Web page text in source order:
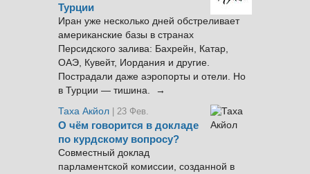
Турции
Иран уже несколько дней обстреливает
американские базы в странах
Персидского залива: Бахрейн, Катар,
ОАЭ, Кувейт, Иордания и другие.
Пострадали даже аэропорты и отели. Но
в Турции — тишина. →
Таха Акйол | 23 Фев.
О чём говорится в докладе
по курдскому вопросу?
Совместный доклад
парламентской комиссии, созданной в